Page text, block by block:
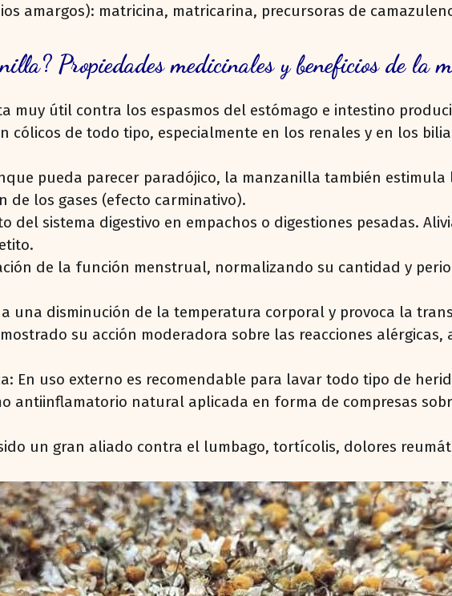
amargos): matricina, matricarina, precursoras de
Propiedades medicinales y beneficios de la
muy útil contra los espasmos del estómago e intestino
cólicos de todo tipo, especialmente en los renales y en los
pueda parecer paradójico, la manzanilla también
de los gases (efecto carminativo).
del sistema digestivo en empachos o digestiones pesadas.
de la función menstrual, normalizando su cantidad y
una disminución de la temperatura corporal y provoca la
su acción moderadora sobre las reacciones
En uso externo es recomendable para lavar todo tipo de
antiinflamatorio natural aplicada en forma de compresas
un gran aliado contra el lumbago, tortícolis, dolores